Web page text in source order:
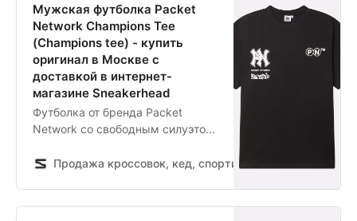
Мужская футболка Packet
Network Champions Tee
(Champions tee) - купить
оригинал в Москве с
доставкой в интернет-
магазине Sneakerhead
Футболка от бренда Packet
Network со свободным силуэтом.
ткани средней плотности.
Продажа кроссовок, кед, спортивной обуви и